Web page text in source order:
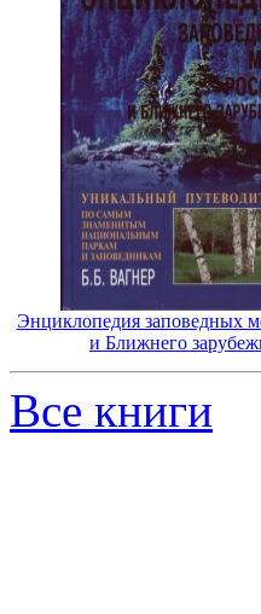
Энциклопедия заповедных
и Ближнего
Все книги